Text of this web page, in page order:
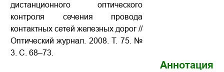
дистанционного оптического
контроля сечения провода
контактных сетей железных дорог //
Оптический журнал. 2008. Т. 75. №
3. С. 68–73.
Аннотация